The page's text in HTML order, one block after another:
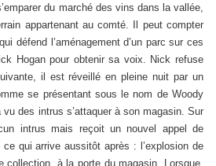
du marché des vins dans la vallée,
appartenant au comté. Il peut compter
défend l’aménagement d’un parc sur ces
Hogan pour obtenir sa voix. Nick refuse
il est réveillé en pleine nuit par un
se présentant sous le nom de Woody
vu des intrus s’attaquer à son magasin. Sur
intrus mais reçoit un nouvel appel de
qui arrive aussitôt après : l’explosion de
collection, à la porte du magasin. Lorsque,